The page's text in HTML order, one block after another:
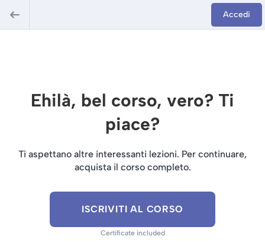
Accedi
Ehilà, bel corso, vero? Ti
piace?
Ti aspettano altre interessanti lezioni. Per continuare,
acquista il corso completo.
ISCRIVITI AL CORSO
Certificate included